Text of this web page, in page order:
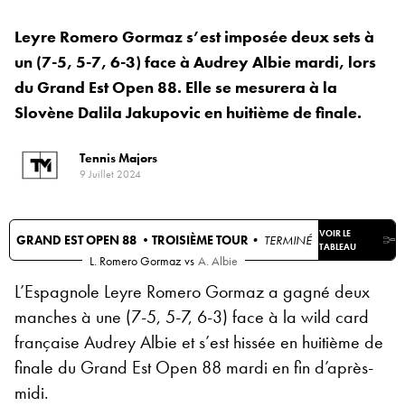
Leyre Romero Gormaz s’est imposée deux sets à
un (7-5, 5-7, 6-3) face à Audrey Albie mardi, lors
du Grand Est Open 88. Elle se mesurera à la
Slovène Dalila Jakupovic en huitième de finale.
Tennis Majors
9 Juillet 2024
GRAND EST OPEN 88 • TROISIÈME TOUR • TERMINÉ
VOIR LE
TABLEAU
L. Romero Gormaz vs A. Albie
L’Espagnole Leyre Romero Gormaz a gagné deux
manches à une (7-5, 5-7, 6-3) face à la wild card
française Audrey Albie et s’est hissée en huitième de
finale du Grand Est Open 88 mardi en fin d’après-
midi.